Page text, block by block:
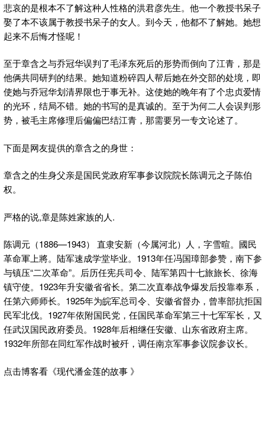
悲哀的是根本不了解这种人性格的洪君彦先生。他一个教授书呆子
娶了本不该属于教授书呆子的女人。到今天，他都不了解她。她想
起来不后悔才怪呢！
至于章含之与乔冠华误判了毛泽东死后的形势而倒向了江青，那是
他俩共同研判的结果。她知道粉碎四人帮后她在外交部的处境，即
使她与乔冠华划清界限也于事无补。这使她的晚年有了个忠贞爱情
的光环，结局不错。她的书写的是真诚的。至于为何二人会误判形
势，被毛主席修理后偏偏巴结江青，那需要另一专文论述了。
下面是网友提供的章含之的身世：
章含之的生身父亲是国民党政府军事参议院院长陈调元之子陈伯
权。
严格的说,章是陈姓家族的人.
陈调元（1886—1943） 直隶安新（今属河北）人，字雪暄。國民
革命軍上將。陆军速成学堂毕业。1913年任冯国璋部参赞，南下参
与镇压“二次革命”。后历任宪兵司令、陆军第四十七旅旅长、徐海
镇守使。1923年升安徽省省长。第二次直奉战争爆发后投靠奉系，
任第六师师长。1925年为皖军总司令、安徽省督办，曾率部抗拒国
民军北伐。1927年依附国民党，任国民革命军第三十七军军长，又
任武汉国民政府委员。1928年后相继任安徽、山东省政府主席。
1932年所部在同红军作战时被歼，调任南京军事参议院参议长。
点击博客看《现代潘金莲的故事 》